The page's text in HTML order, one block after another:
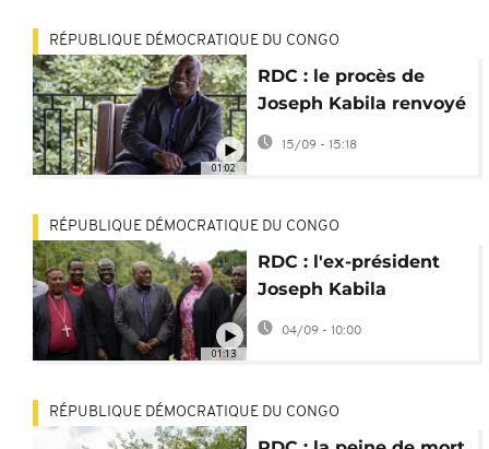
01:02
RÉPUBLIQUE DÉMOCRATIQUE DU CONGO
RDC : le procès de
Joseph Kabila renvoyé
au 19 septembre
15/09 - 15:18
01:13
RÉPUBLIQUE DÉMOCRATIQUE DU CONGO
RDC : l'ex-président
Joseph Kabila
dénonce un "procès
04/09 - 10:00
RÉPUBLIQUE DÉMOCRATIQUE DU CONGO